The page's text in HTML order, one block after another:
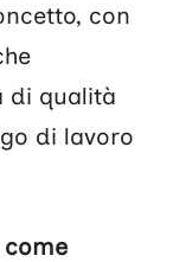
con
di qualità
di lavoro
come